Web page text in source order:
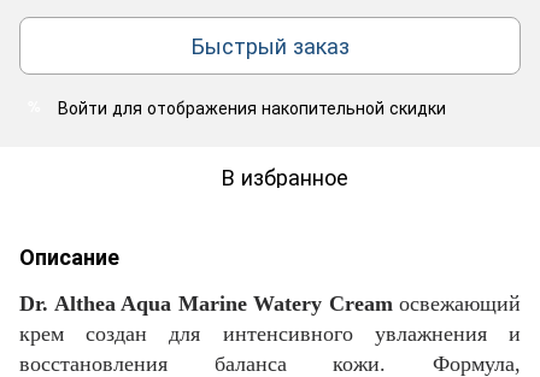
Быстрый заказ
Войти для отображения накопительной скидки
В избранное
Описание
Dr. Althea Aqua Marine Watery Cream освежающий
крем создан для интенсивного увлажнения и
восстановления баланса кожи. Формула,